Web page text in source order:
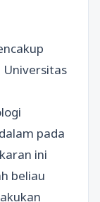
Universitas
pada
ini
beliau